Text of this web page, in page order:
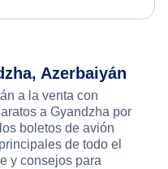
Azerbaiyán
a la venta con
a Gyandzha por
boletos de avión
de todo el
y consejos para